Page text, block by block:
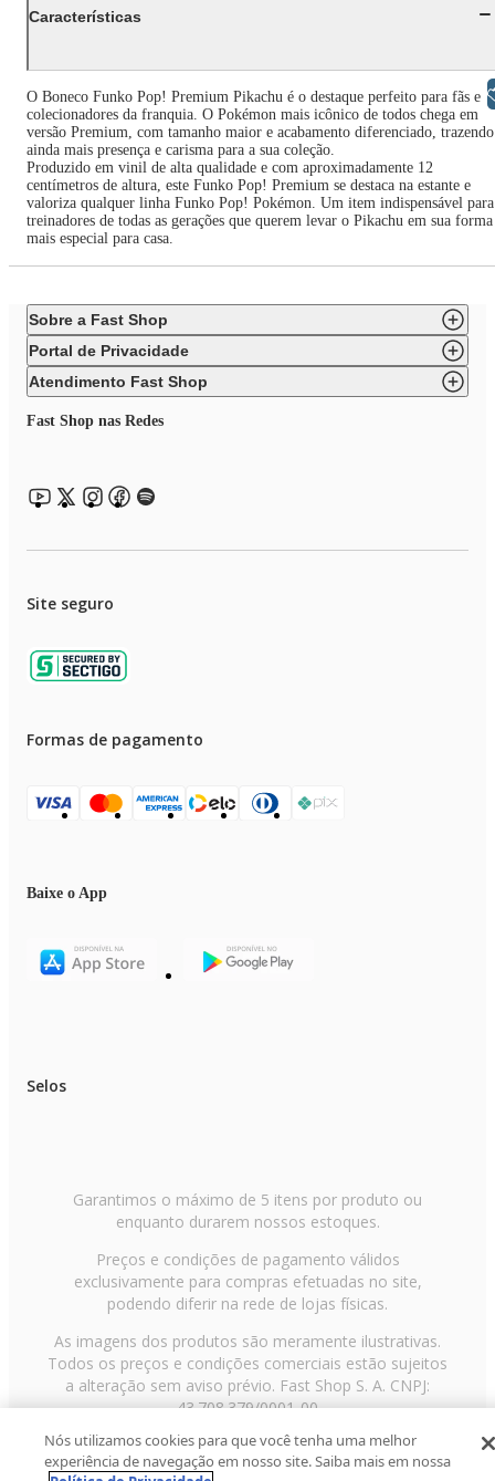
Características
O Boneco Funko Pop! Premium Pikachu é o destaque perfeito para fãs e
colecionadores da franquia. O Pokémon mais icônico de todos chega em
versão Premium, com tamanho maior e acabamento diferenciado, trazendo
ainda mais presença e carisma para a sua coleção.
Produzido em vinil de alta qualidade e com aproximadamente 12
centímetros de altura, este Funko Pop! Premium se destaca na estante e
valoriza qualquer linha Funko Pop! Pokémon. Um item indispensável para
treinadores de todas as gerações que querem levar o Pikachu em sua forma
mais especial para casa.
Sobre a Fast Shop
Portal de Privacidade
Atendimento Fast Shop
Fast Shop nas Redes
Site seguro
Formas de pagamento
Baixe o App
Selos
Garantimos o máximo de 5 itens por produto ou
enquanto durarem nossos estoques.
Preços e condições de pagamento válidos
exclusivamente para compras efetuadas no site,
podendo diferir na rede de lojas físicas.
As imagens dos produtos são meramente ilustrativas.
Todos os preços e condições comerciais estão sujeitos
a alteração sem aviso prévio. Fast Shop S. A. CNPJ:
43.708.379/0001-00
Avenida Zaki Narchi, nº 1650, sobreloja, Carandiru, São
Paulo/SP, CEP 02029-001, Telefone: 11 3003-3728 ©
Nós utilizamos cookies para que você tenha uma melhor
experiência de navegação em nosso site. Saiba mais em nossa
Libras